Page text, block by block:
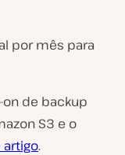
por mês para
de backup
S3 e o
artigo.